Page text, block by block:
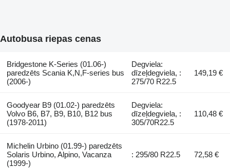
Autobusa riepas cenas
Bridgestone K-Series (01.06-)
paredzēts Scania K,N,F-series bus
(2006-)
Degviela:
dīzeļdegviela, :
275/70 R22.5
149,19 €
Goodyear B9 (01.02-) paredzēts
Volvo B6, B7, B9, B10, B12 bus
(1978-2011)
Degviela:
dīzeļdegviela, :
305/70R22.5
110,48 €
Michelin Urbino (01.99-) paredzēts
Solaris Urbino, Alpino, Vacanza
(1999-)
: 295/80 R22.5 72,58 €